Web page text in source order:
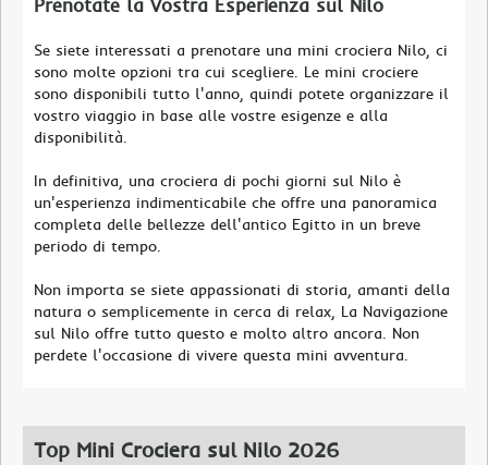
Prenotate la Vostra Esperienza sul Nilo
Se siete interessati a prenotare una mini crociera Nilo, ci
sono molte opzioni tra cui scegliere. Le mini crociere
sono disponibili tutto l'anno, quindi potete organizzare il
vostro viaggio in base alle vostre esigenze e alla
disponibilità.
In definitiva, una crociera di pochi giorni sul Nilo è
un'esperienza indimenticabile che offre una panoramica
completa delle bellezze dell'antico Egitto in un breve
periodo di tempo.
Non importa se siete appassionati di storia, amanti della
natura o semplicemente in cerca di relax, La Navigazione
sul Nilo offre tutto questo e molto altro ancora. Non
perdete l'occasione di vivere questa mini avventura.
Top Mini Crociera sul Nilo 2026